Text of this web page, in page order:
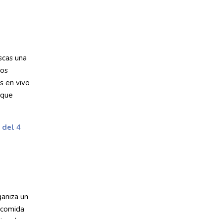
una
en vivo
del 4
un